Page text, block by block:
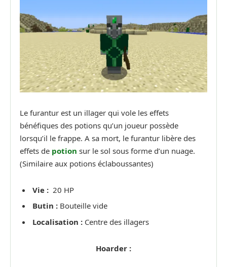
Le furantur est un illager qui vole les effets
bénéfiques des potions qu’un joueur possède
lorsqu’il le frappe. A sa mort, le furantur libère des
effets de potion sur le sol sous forme d’un nuage.
(Similaire aux potions éclaboussantes)
Vie : 20 HP
Butin : Bouteille vide
Localisation : Centre des illagers
Hoarder :